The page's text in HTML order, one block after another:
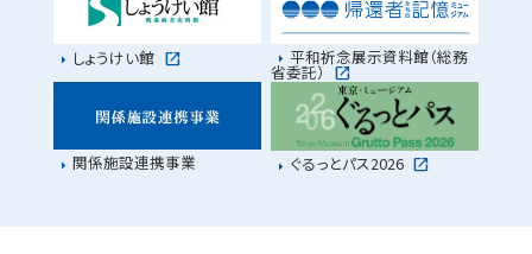
しょうけい館 平和祈念展示資料館（総務
省委託）
関係施設連携事業 ぐるっとパス2026